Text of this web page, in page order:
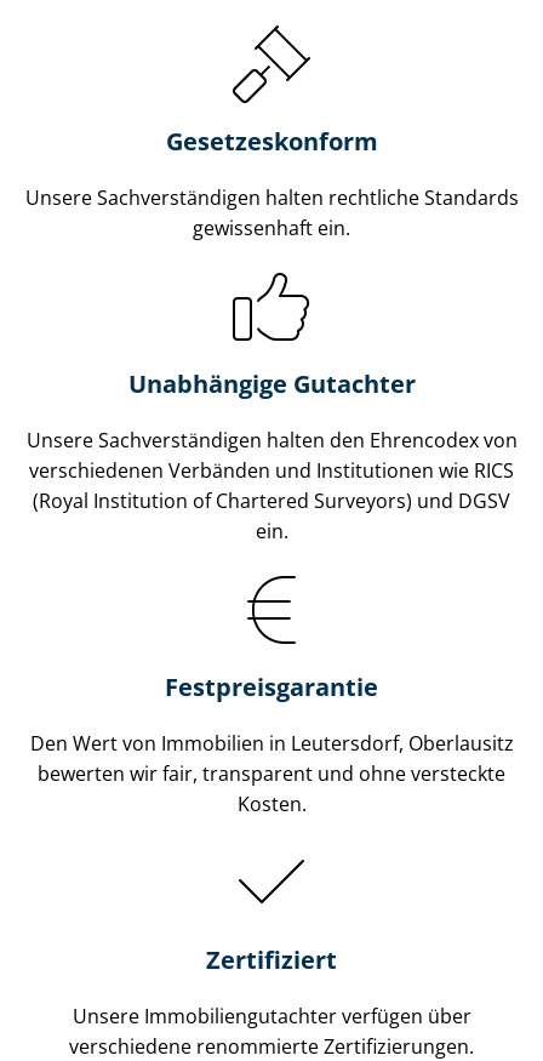
Gesetzes­konform
Unsere Sach­ver­stän­di­gen halten rechtliche Standards
gewissenhaft ein.
Unabhängige Gutachter
Unsere Sach­ver­stän­di­gen halten den Ehrencodex von
verschiedenen Verbänden und Institutionen wie RICS
(Royal Institution of Chartered Surveyors) und DGSV
ein.
Festpreis​garantie
Den Wert von Immobilien in Leutersdorf, Oberlausitz
bewerten wir fair, transparent und ohne versteckte
Kosten.
Zertifiziert
Unsere Immobilien­gutachter verfügen über
verschiedene renommierte Zer­ti­fi­zie­run­gen.